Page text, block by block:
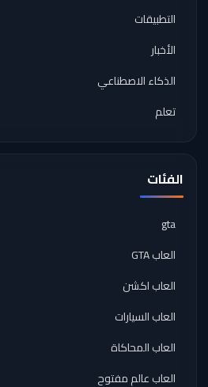
التطبيقات
الأخبار
الذكاء الاصطناعي
تعلم
الفئات
gta
العاب GTA
العاب اكشن
العاب السيارات
العاب المحاكاة
العاب عالم مفتوح